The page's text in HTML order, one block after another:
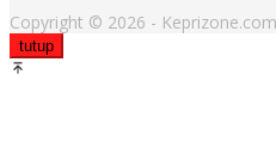
Copyright © 2026 - Keprizone.com
tutup